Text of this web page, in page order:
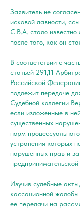
Заявитель не
исковой давности,
С.В.А. стало
после того, как он
В соответствии с
статьей 291,11
Российской
подлежит передаче
Судебной коллегии
если изложенные в
существенных
норм
устранения которых
нарушенных прав и
Изучив судебные
кассационной жалобы
ее передачи на